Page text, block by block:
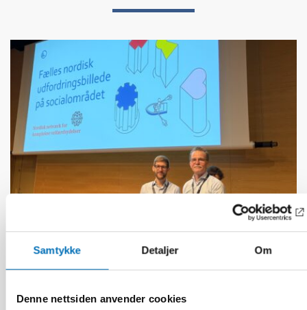
Samtykke Detaljer Om
Denne nettsiden anvender cookies
FUNKSJONSHINDER
Uppdrag: Koordinera komplexa